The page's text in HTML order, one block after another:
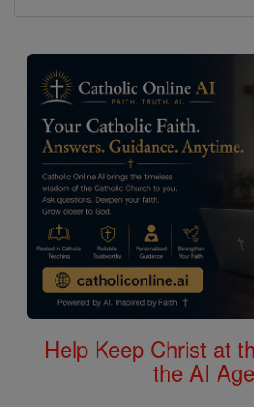
Help Keep Christ at
the AI Age